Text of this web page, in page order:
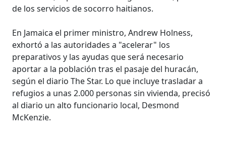
de los servicios de socorro haitianos.
En Jamaica el primer ministro, Andrew Holness,
exhortó a las autoridades a "acelerar" los
preparativos y las ayudas que será necesario
aportar a la población tras el pasaje del huracán,
según el diario The Star. Lo que incluye trasladar a
refugios a unas 2.000 personas sin vivienda, precisó
al diario un alto funcionario local, Desmond
McKenzie.